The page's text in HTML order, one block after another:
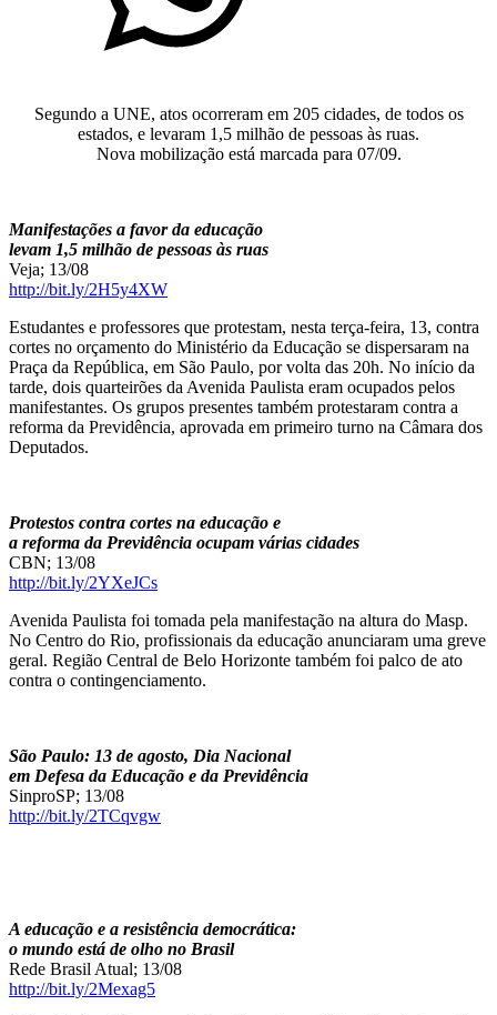
Segundo a UNE, atos ocorreram em 205 cidades, de todos os
estados, e levaram 1,5 milhão de pessoas às ruas.
Nova mobilização está marcada para 07/09.
Manifestações a favor da educação
levam 1,5 milhão de pessoas às ruas
Veja; 13/08
http://bit.ly/2H5y4XW
Estudantes e professores que protestam, nesta terça-feira, 13, contra
cortes no orçamento do Ministério da Educação se dispersaram na
Praça da República, em São Paulo, por volta das 20h. No início da
tarde, dois quarteirões da Avenida Paulista eram ocupados pelos
manifestantes. Os grupos presentes também protestaram contra a
reforma da Previdência, aprovada em primeiro turno na Câmara dos
Deputados.
Protestos contra cortes na educação e
a reforma da Previdência ocupam várias cidades
CBN; 13/08
http://bit.ly/2YXeJCs
Avenida Paulista foi tomada pela manifestação na altura do Masp.
No Centro do Rio, profissionais da educação anunciaram uma greve
geral. Região Central de Belo Horizonte também foi palco de ato
contra o contingenciamento.
São Paulo: 13 de agosto, Dia Nacional
em Defesa da Educação e da Previdência
SinproSP; 13/08
http://bit.ly/2TCqvgw
A educação e a resistência democrática:
o mundo está de olho no Brasil
Rede Brasil Atual; 13/08
http://bit.ly/2Mexag5